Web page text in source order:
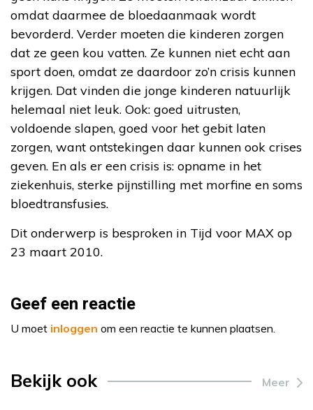
omdat daarmee de bloedaanmaak wordt
bevorderd. Verder moeten die kinderen zorgen
dat ze geen kou vatten. Ze kunnen niet echt aan
sport doen, omdat ze daardoor zo’n crisis kunnen
krijgen. Dat vinden die jonge kinderen natuurlijk
helemaal niet leuk. Ook: goed uitrusten,
voldoende slapen, goed voor het gebit laten
zorgen, want ontstekingen daar kunnen ook crises
geven. En als er een crisis is: opname in het
ziekenhuis, sterke pijnstilling met morfine en soms
bloedtransfusies.
Dit onderwerp is besproken in Tijd voor MAX op
23 maart 2010.
Geef een reactie
U moet inloggen om een reactie te kunnen plaatsen.
Bekijk ook Meer